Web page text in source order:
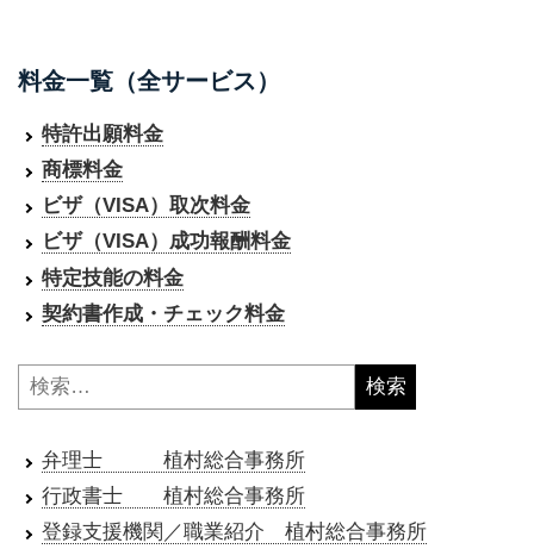
料金一覧（全サービス）
特許出願料金
商標料金
ビザ（VISA）取次料金
ビザ（VISA）成功報酬料金
特定技能の料金
契約書作成・チェック料金
検
索:
弁理士 植村総合事務所
行政書士 植村総合事務所
登録支援機関／職業紹介 植村総合事務所